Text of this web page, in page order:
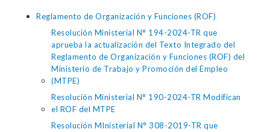
Reglamento de Organización y Funciones (ROF)
Resolución Ministerial N° 194-2024-TR que
aprueba la actualización del Texto Integrado del
Reglamento de Organización y Funciones (ROF) del
Ministerio de Trabajo y Promoción del Empleo
(MTPE)
Resolución Ministerial N° 190-2024-TR Modifican
el ROF del MTPE
Resolución MInisterial N° 308-2019-TR que